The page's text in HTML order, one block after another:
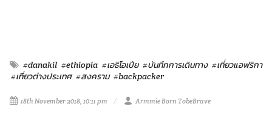
#danakil #ethiopia #เอธิโอเปีย #บันทึกการเดินทาง #เที่ยวแอฟริกา
#เที่ยวต่างประเทศ #สงคราม #backpacker
18th November 2018, 10:11 pm Armmie Born TobeBrave